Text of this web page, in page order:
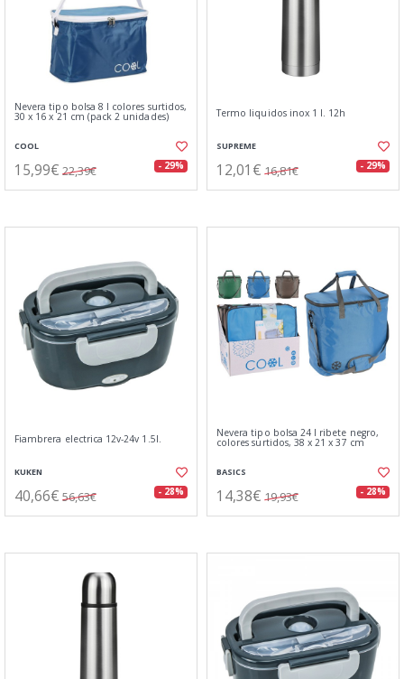
Nevera tipo bolsa 8 l colores surtidos,
30 x 16 x 21 cm (pack 2 unidades)
COOL
15,99€ 22,39€ - 29%
Termo liquidos inox 1 l. 12h
SUPREME
12,01€ 16,81€ - 29%
Fiambrera electrica 12v-24v 1.5l.
KUKEN
40,66€ 56,63€ - 28%
Nevera tipo bolsa 24 l ribete negro,
colores surtidos, 38 x 21 x 37 cm
BASICS
14,38€ 19,93€ - 28%